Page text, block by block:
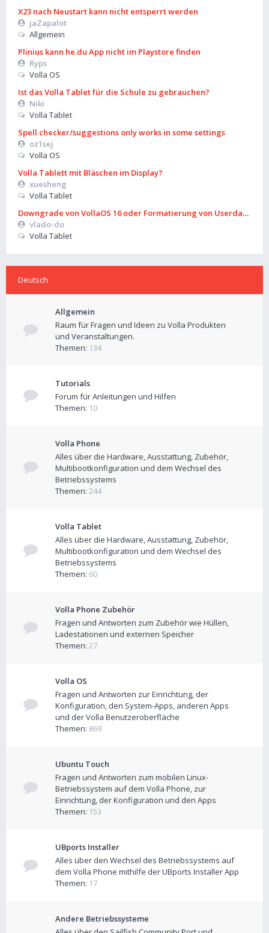
X23 nach Neustart kann nicht entsperrt werden
jaZapalot
Allgemein
Plinius kann he.du App nicht im Playstore finden
Ryps
Volla OS
Ist das Volla Tablet für die Schule zu gebrauchen?
Niki
Volla Tablet
Spell checker/suggestions only works in some settings
oz1sej
Volla OS
Volla Tablett mit Bläschen im Display?
xuesheng
Volla Tablet
Downgrade von VollaOS 16 oder Formatierung von Userdata
vlado-do
Volla Tablet
Deutsch
Allgemein
Raum für Fragen und Ideen zu Volla Produkten
und Veranstaltungen.
Themen: 134
Tutorials
Forum für Anleitungen und Hilfen
Themen: 10
Volla Phone
Alles über die Hardware, Ausstattung, Zubehör,
Multibootkonfiguration und dem Wechsel des
Betriebssystems
Themen: 244
Volla Tablet
Alles über die Hardware, Ausstattung, Zubehör,
Multibootkonfiguration und dem Wechsel des
Betriebssystems
Themen: 60
Volla Phone Zubehör
Fragen und Antworten zum Zubehör wie Hüllen,
Ladestationen und externen Speicher
Themen: 27
Volla OS
Fragen und Antworten zur Einrichtung, der
Konfiguration, den System-Apps, anderen Apps
und der Volla Benutzeroberfläche
Themen: 869
Ubuntu Touch
Fragen und Antworten zum mobilen Linux-
Betriebssystem auf dem Volla Phone, zur
Einrichtung, der Konfiguration und den Apps
Themen: 153
UBports Installer
Alles über den Wechsel des Betriebssystems auf
dem Volla Phone mithilfe der UBports Installer App
Themen: 17
Andere Betriebssysteme